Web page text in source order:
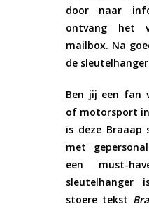
door naar
ontvang het
mailbox. Na
de
Ben jij een fan
of motorsport in
is deze Braaap
met
een must-
sleutelhanger
stoere tekst